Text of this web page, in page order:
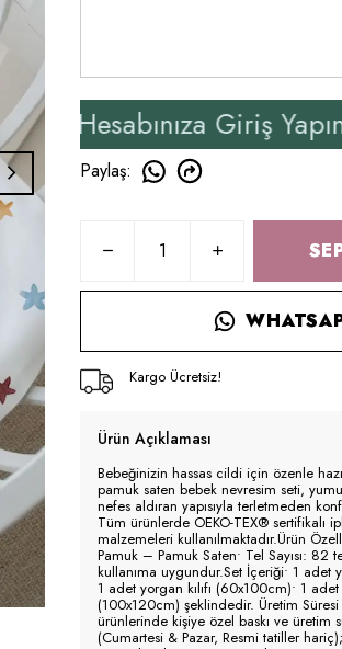
Giriş Yapınız.!
Paylaş:
Kargo Ücretsiz!
Ürün Açıklaması
Bebeğinizin hassas cildi için özenle
pamuk saten bebek nevresim seti,
nefes aldıran yapısıyla terletmeden
Tüm ürünlerde OEKO-TEX® sertifikalı
malzemeleri kullanılmaktadır.Ürün
Pamuk – Pamuk Saten• Tel Sayısı: 82
kullanıma uygundur.Set İçeriği• 1 adet
1 adet yorgan kılıfı (60x100cm)• 1
(100x120cm) şeklindedir. Üretim
ürünlerinde kişiye özel baskı ve üretim
(Cumartesi & Pazar, Resmi tatiller hariç);